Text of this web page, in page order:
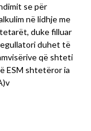
se për
në lidhje me
duke filluar
duhet të
që shteti
ESM shtetëror ia